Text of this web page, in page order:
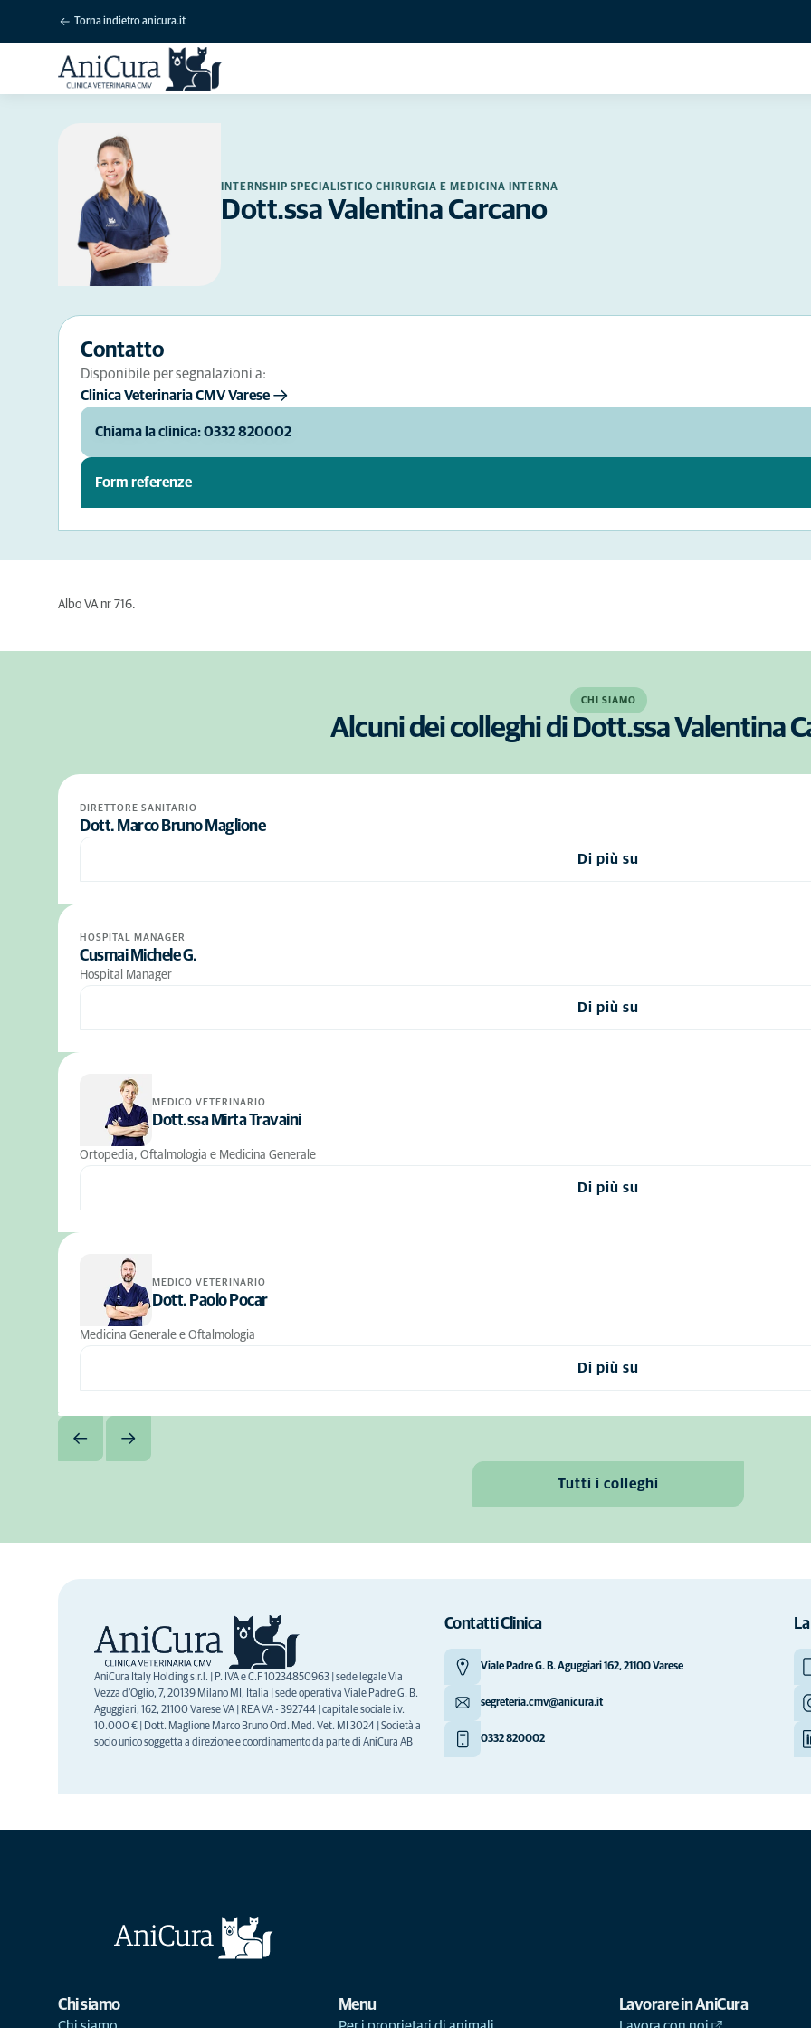
Torna indietro anicura.it
INTERNSHIP SPECIALISTICO CHIRURGIA E MEDICINA INTERNA
Dott.ssa Valentina Carcano
Contatto
Disponibile per segnalazioni a:
Clinica Veterinaria CMV Varese
Chiama la clinica: 0332 820002
Form referenze
Albo VA nr 716.
CHI SIAMO
Alcuni dei colleghi di Dott.ssa Valentina
DIRETTORE SANITARIO
Dott. Marco Bruno Maglione
Di più su
HOSPITAL MANAGER
Cusmai Michele G.
Hospital Manager
Di più su
MEDICO VETERINARIO
Dott.ssa Mirta Travaini
Ortopedia, Oftalmologia e Medicina Generale
Di più su
MEDICO VETERINARIO
Dott. Paolo Pocar
Medicina Generale e Oftalmologia
Di più su
Tutti i colleghi
AniCura Italy Holding s.r.l. | P. IVA e C.F 10234850963 | sede legale Via
Vezza d'Oglio, 7, 20139 Milano MI, Italia | sede operativa Viale Padre G. B.
Aguggiari, 162, 21100 Varese VA | REA VA - 392744 | capitale sociale i.v.
10.000 € | Dott. Maglione Marco Bruno Ord. Med. Vet. MI 3024 | Società a
socio unico soggetta a direzione e coordinamento da parte di AniCura AB
Contatti Clinica
Viale Padre G. B. Aguggiari 162, 21100 Varese
segreteria.cmv@anicura.it
0332 820002
Chi siamo Menu Lavorare in AniCura